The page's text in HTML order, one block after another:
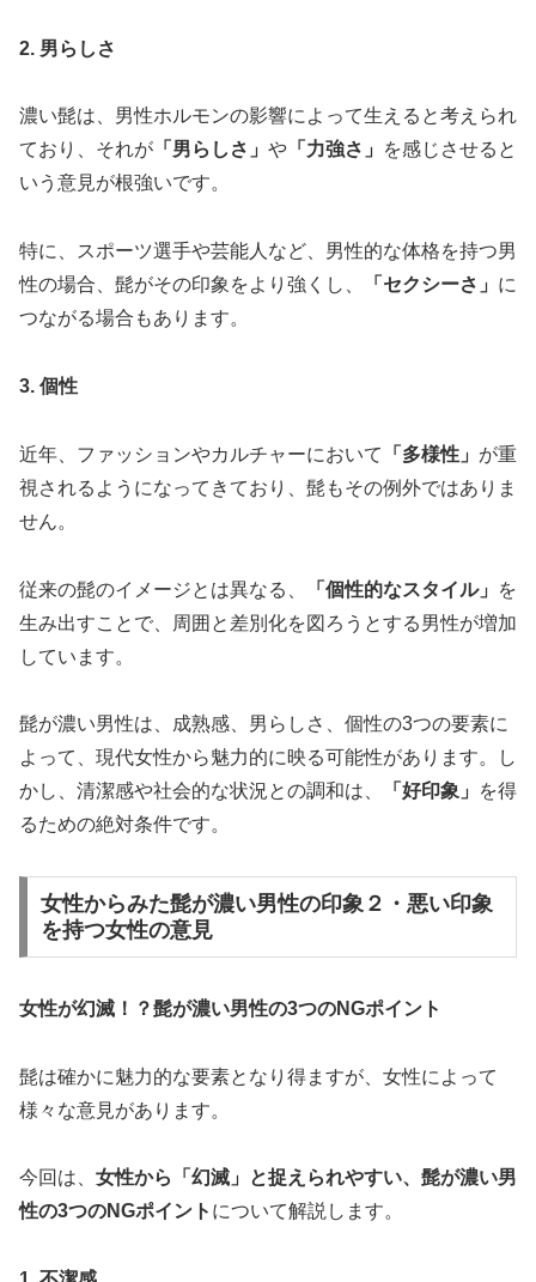
2. 男らしさ
濃い髭は、男性ホルモンの影響によって生えると考えられ
ており、それが 「男らしさ」 や 「力強さ」
を感じさせると
いう意見が根強いです。
特に、スポーツ選手や芸能人など、男性的な体格を持つ男
性の場合、髭がその印象をより強くし、
「セクシーさ」 に
つながる場合もあります。
3. 個性
近年、ファッションやカルチャーにおいて 「多様性」 が重
視されるようになってきており、髭もその例外ではありま
せん。
従来の髭のイメージとは異なる、 「個性的なスタイル」
を
生み出すことで、周囲と差別化を図ろうとする男性が増加
しています。
髭が濃い男性は、成熟感、男らしさ、個性の3つの要素に
よって、現代女性から魅力的に映る可能性があります。し
かし、清潔感や社会的な状況との調和は、
「好印象」
を得
るための絶対条件です。
女性からみた髭が濃い男性の印象２・悪い印象
を持つ女性の意見
女性が幻滅！？髭が濃い男性の3つのNGポイント
髭は確かに魅力的な要素となり得ますが、女性によって
様々な意見があります。
今回は、 女性から「幻滅」と捉えられやすい、髭が濃い男
性の3つのNGポイント について解説します。